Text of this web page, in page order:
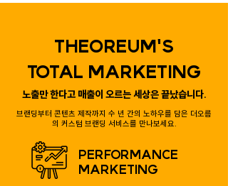
THEOREUM'S
TOTAL MARKETING
노출만 한다고 매출이 오르는 세상은 끝났습니다.
브랜딩부터 콘텐츠 제작까지 수 년 간의 노하우를 담은 ​더오름
의 커스텀 브랜딩 서비스를 만나보세요.
PERFORMANCE
MARKETING